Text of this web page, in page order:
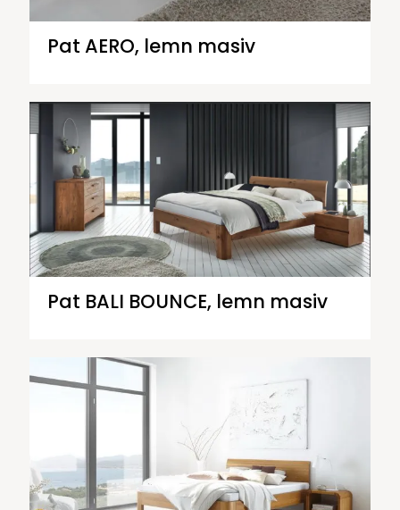
Pat AERO, lemn masiv
Pat BALI BOUNCE, lemn masiv